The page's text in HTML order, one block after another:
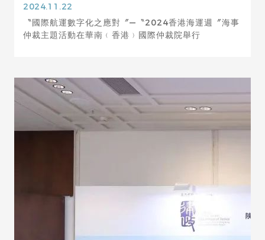
2024.11.22
〝國際航運數字化之應對〞—〝2024香港海運週〞海事
仲裁主題活動在華南﹙香港﹚國際仲裁院舉行